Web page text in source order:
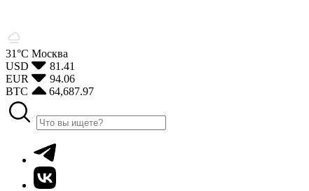
31°С Москва
USD
81.41
EUR
94.06
BTC
64,687.97